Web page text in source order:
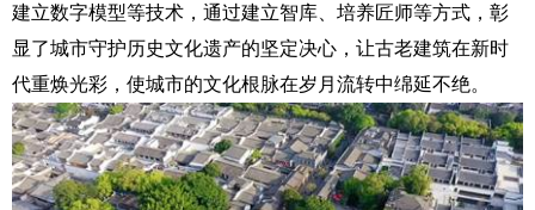
建立数字模型等技术，通过建立智库、培养匠师等方式，彰
显了城市守护历史文化遗产的坚定决心，让古老建筑在新时
代重焕光彩，使城市的文化根脉在岁月流转中绵延不绝。